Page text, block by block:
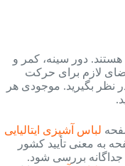
گزینه‌های فعلی این محصول از S تا XXXL هستند. دور سینه، کمر و
فضای لازم برای حرکت
نظر بگیرید. موجودی هر
لباس آشپزی ایتالیایی
به معنی تأیید کشور
بررسی شود.